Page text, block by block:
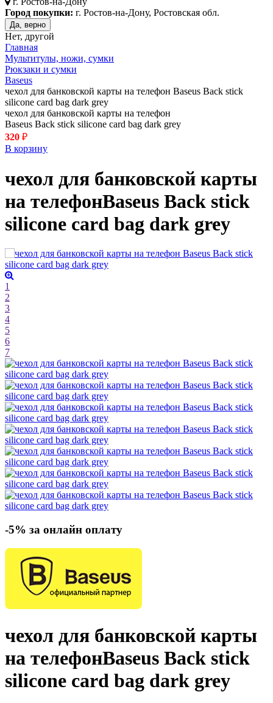
Город покупки: г. Ростов-на-Дону, Ростовская обл.
Да, верно
Нет, другой
Главная
Мультитулы, ножи, сумки
Рюкзаки и сумки
Baseus
чехол для банковской карты на телефон Baseus Back stick
silicone card bag dark grey
чехол для банковской карты на телефон
Baseus Back stick silicone card bag dark grey
320 ₽
В корзину
чехол для банковской карты
на телефонBaseus Back stick
silicone card bag dark grey
1
2
3
4
5
6
7
-5% за онлайн оплату
чехол для банковской карты
на телефонBaseus Back stick
silicone card bag dark grey